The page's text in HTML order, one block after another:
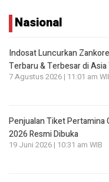
Nasional
Indosat Luncurkan
Terbaru & Terbesar di
7 Agustus 2026 | 11:01 am
Penjualan Tiket Pertamina
2026 Resmi Dibuka
19 Juni 2026 | 10:31 am WIB